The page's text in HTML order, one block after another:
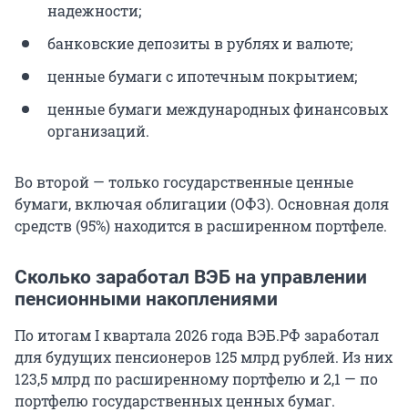
надежности;
банковские депозиты в рублях и валюте;
ценные бумаги с ипотечным покрытием;
ценные бумаги международных финансовых
организаций.
Во второй — только государственные ценные
бумаги, включая облигации (ОФЗ). Основная доля
средств (95%) находится в расширенном портфеле.
Сколько заработал ВЭБ на управлении
пенсионными накоплениями
По итогам I квартала 2026 года ВЭБ.РФ заработал
для будущих пенсионеров 125 млрдрублей. Из них
123,5 млрдпо расширенному портфелю и 2,1 — по
портфелю государственных ценных бумаг.